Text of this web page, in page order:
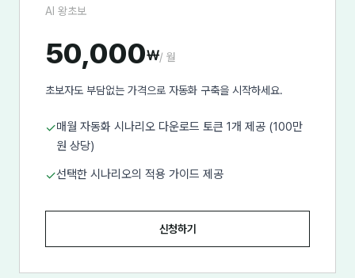
AI 왕초보
50,000₩/ 월
초보자도 부담없는 가격으로 자동화 구축을 시작하세요.
✓매월 자동화 시나리오 다운로드 토큰 1개 제공 (100만
원 상당)
✓선택한 시나리오의 적용 가이드 제공
신청하기